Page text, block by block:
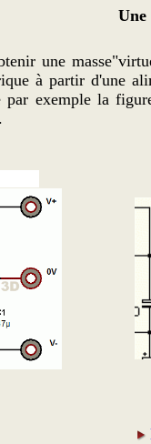
une
à partir d'une
par exemple la